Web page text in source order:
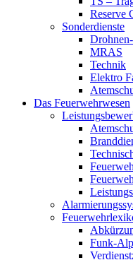
Reserve
Sonderdienste
MRAS
Technik
Elektro
Das Feuerwehrwesen
Funk-